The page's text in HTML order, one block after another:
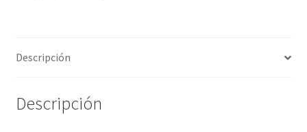
Descripción
Descripción